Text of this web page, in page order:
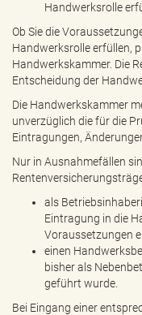
Handwerksrolle
Ob Sie die
Handwerksrolle erfüllen,
Handwerkskammer. Die
Entscheidung der
Die Handwerkskammer
unverzüglich die für die
Eintragungen,
Nur in Ausnahmefällen
als
Eintragung in die
Voraussetzungen
einen
bisher als
geführt wurde.
Bei Eingang einer